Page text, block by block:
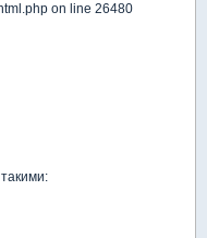
on line 26480